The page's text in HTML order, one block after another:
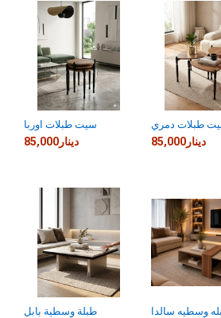
سيت طبلات اوربا
85,000دينار
طبلات دمري
85,000دينار
طبلة وسطية بابل وسطيه سالدا